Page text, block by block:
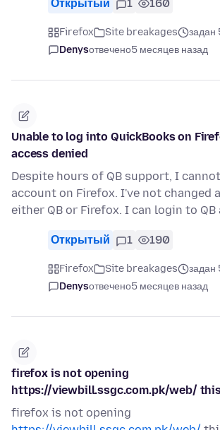
Открытый 1 160
Firefox Site breakages
задан
Denysотвечено5 месяцев назад
Unable to log into QuickBooks on
access denied
Despite hours of QB support, I
account on Firefox. I've not changed
either QB or Firefox. I can login to QB
Открытый 1 190
Firefox Site breakages
задан
Denysотвечено5 месяцев назад
firefox is not opening
https://viewbill.ssgc.com.pk/web/
firefox is not opening